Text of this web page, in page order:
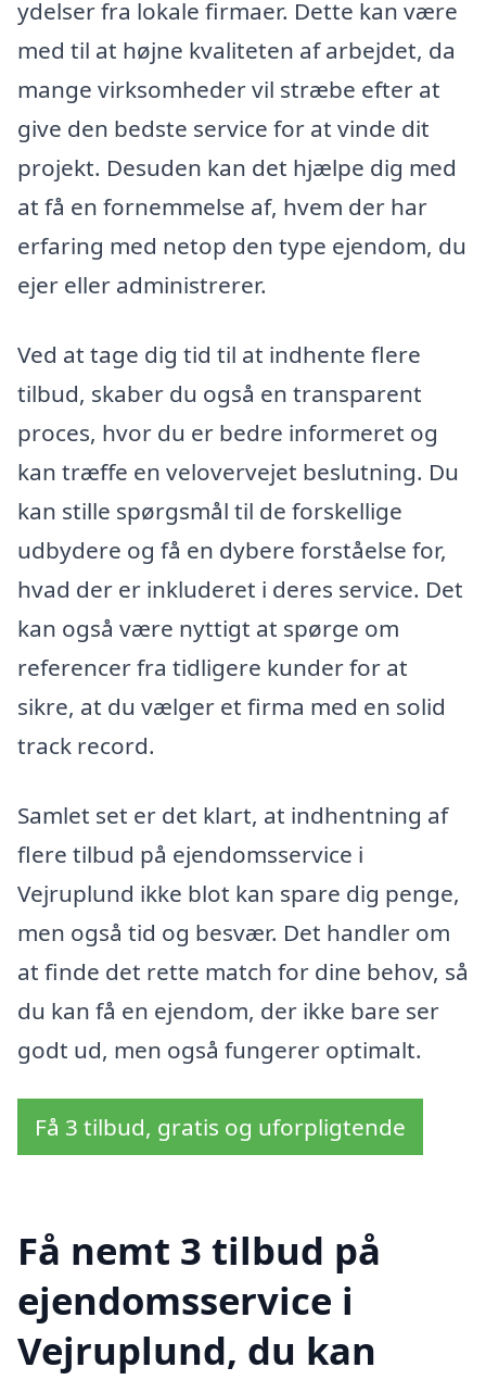
ydelser fra lokale firmaer. Dette kan være
med til at højne kvaliteten af arbejdet, da
mange virksomheder vil stræbe efter at
give den bedste service for at vinde dit
projekt. Desuden kan det hjælpe dig med
at få en fornemmelse af, hvem der har
erfaring med netop den type ejendom, du
ejer eller administrerer.
Ved at tage dig tid til at indhente flere
tilbud, skaber du også en transparent
proces, hvor du er bedre informeret og
kan træffe en velovervejet beslutning. Du
kan stille spørgsmål til de forskellige
udbydere og få en dybere forståelse for,
hvad der er inkluderet i deres service. Det
kan også være nyttigt at spørge om
referencer fra tidligere kunder for at
sikre, at du vælger et firma med en solid
track record.
Samlet set er det klart, at indhentning af
flere tilbud på ejendomsservice i
Vejruplund ikke blot kan spare dig penge,
men også tid og besvær. Det handler om
at finde det rette match for dine behov, så
du kan få en ejendom, der ikke bare ser
godt ud, men også fungerer optimalt.
Få 3 tilbud, gratis og uforpligtende
Få nemt 3 tilbud på
ejendomsservice i
Vejruplund, du kan